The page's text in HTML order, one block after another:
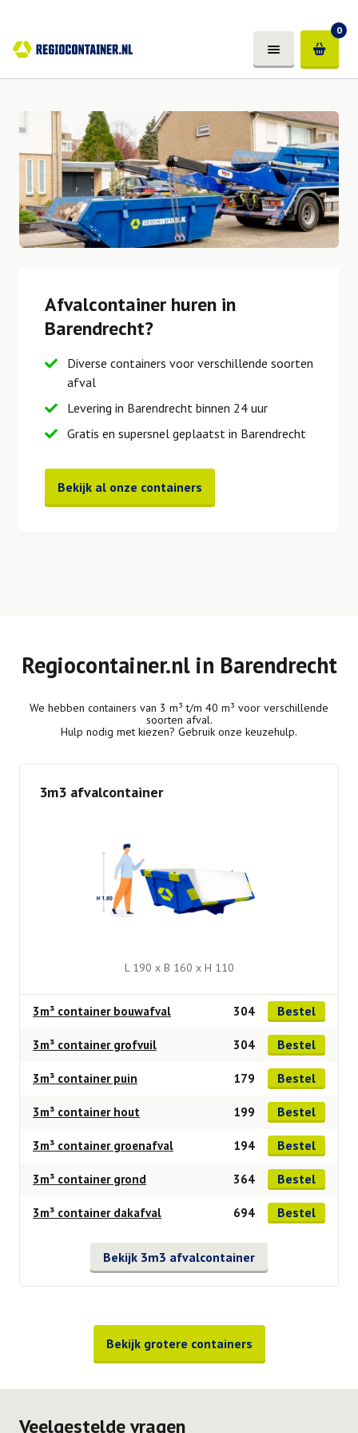
0
Afvalcontainer huren in
Barendrecht?
Diverse containers voor verschillende soorten
afval
Levering in Barendrecht binnen 24 uur
Gratis en supersnel geplaatst in Barendrecht
Bekijk al onze containers
Regiocontainer.nl in Barendrecht
We hebben containers van 3 m³ t/m 40 m³ voor verschillende
soorten afval.
Hulp nodig met kiezen? Gebruik onze keuzehulp.
3m3 afvalcontainer
L 190 x B 160 x H 110
3m³ container bouwafval 304 Bestel
3m³ container grofvuil 304 Bestel
3m³ container puin 179 Bestel
3m³ container hout 199 Bestel
3m³ container groenafval 194 Bestel
3m³ container grond 364 Bestel
3m³ container dakafval 694 Bestel
Bekijk 3m3 afvalcontainer
Bekijk grotere containers
Veelgestelde vragen